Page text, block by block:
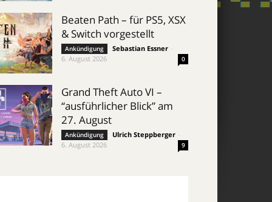
Beaten Path – für PS5, XSX
& Switch vorgestellt
Ankündigung Sebastian Essner
6. August 2026
0
Grand Theft Auto VI –
“ausführlicher Blick” am
27. August
Ankündigung Ulrich Steppberger
6. August 2026
9